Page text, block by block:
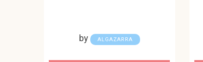
by ALGAZARRA